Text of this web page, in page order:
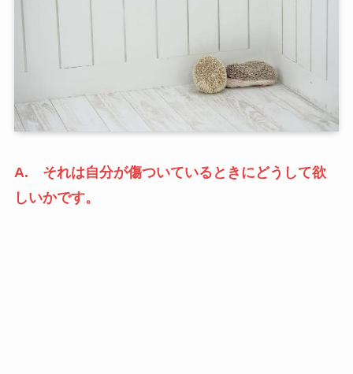
A. それは自分が傷ついているときにどうして欲
しいかです。